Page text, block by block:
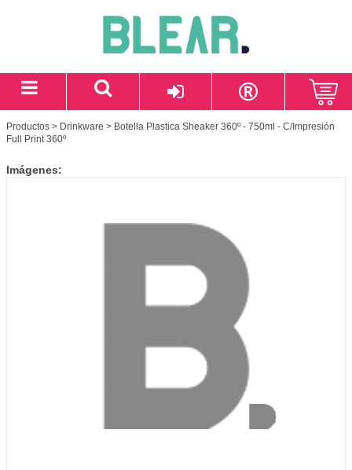
Productos > Drinkware > Botella Plastica Sheaker 360º - 750ml - C/Impresión
Full Print 360º
Imágenes: